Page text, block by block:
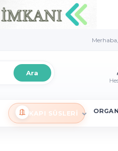
Ara
KAPI SÜSLERİ